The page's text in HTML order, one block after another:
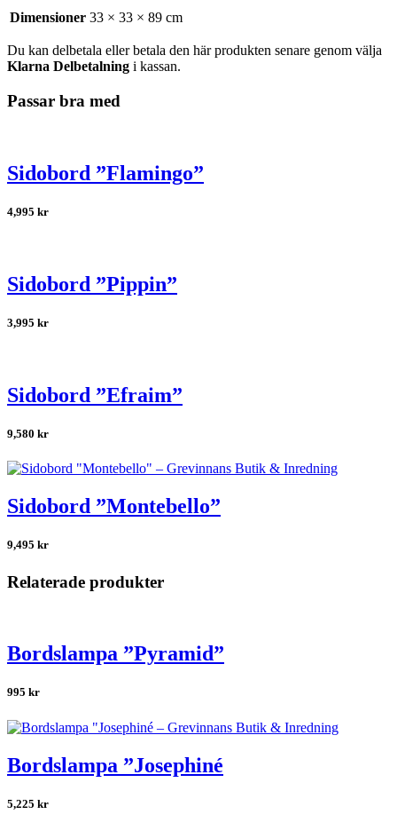
Dimensioner 33 × 33 × 89 cm
Du kan delbetala eller betala den här produkten senare genom välja
Klarna Delbetalning i kassan.
Passar bra med
Sidobord ”Flamingo”
4,995 kr
Sidobord ”Pippin”
3,995 kr
Sidobord ”Efraim”
9,580 kr
Sidobord ”Montebello”
9,495 kr
Relaterade produkter
Bordslampa ”Pyramid”
995 kr
Bordslampa ”Josephiné
5,225 kr